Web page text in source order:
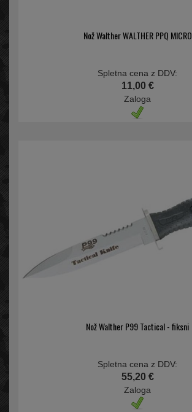
Nož Walther WALTHER PPQ MICRO
Spletna cena z DDV:
11,00 €
Zaloga
Nož Walther P99 Tactical - fiksni
Spletna cena z DDV:
55,20 €
Zaloga